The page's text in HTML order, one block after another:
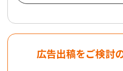
広告出稿をご検討